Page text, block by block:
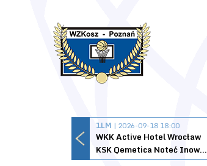
1LM | 2026-09-18 18:00
WKK Active Hotel Wrocław
KSK Qemetica Noteć Inowrocław